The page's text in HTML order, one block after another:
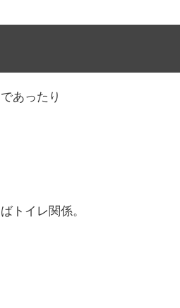
あったり
トイレ関係。